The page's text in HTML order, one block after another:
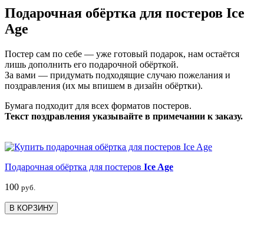
Подарочная обёртка для постеров Ice
Age
Постер сам по себе — уже готовый подарок, нам остаётся
лишь дополнить его подарочной обёрткой.
За вами — придумать подходящие случаю пожелания и
поздравления (их мы впишем в дизайн обёртки).
Бумага подходит для всех форматов постеров.
Текст поздравления указывайте в примечании к заказу.
Подарочная обёртка для постеров Ice Age
100 руб.
В КОРЗИНУ